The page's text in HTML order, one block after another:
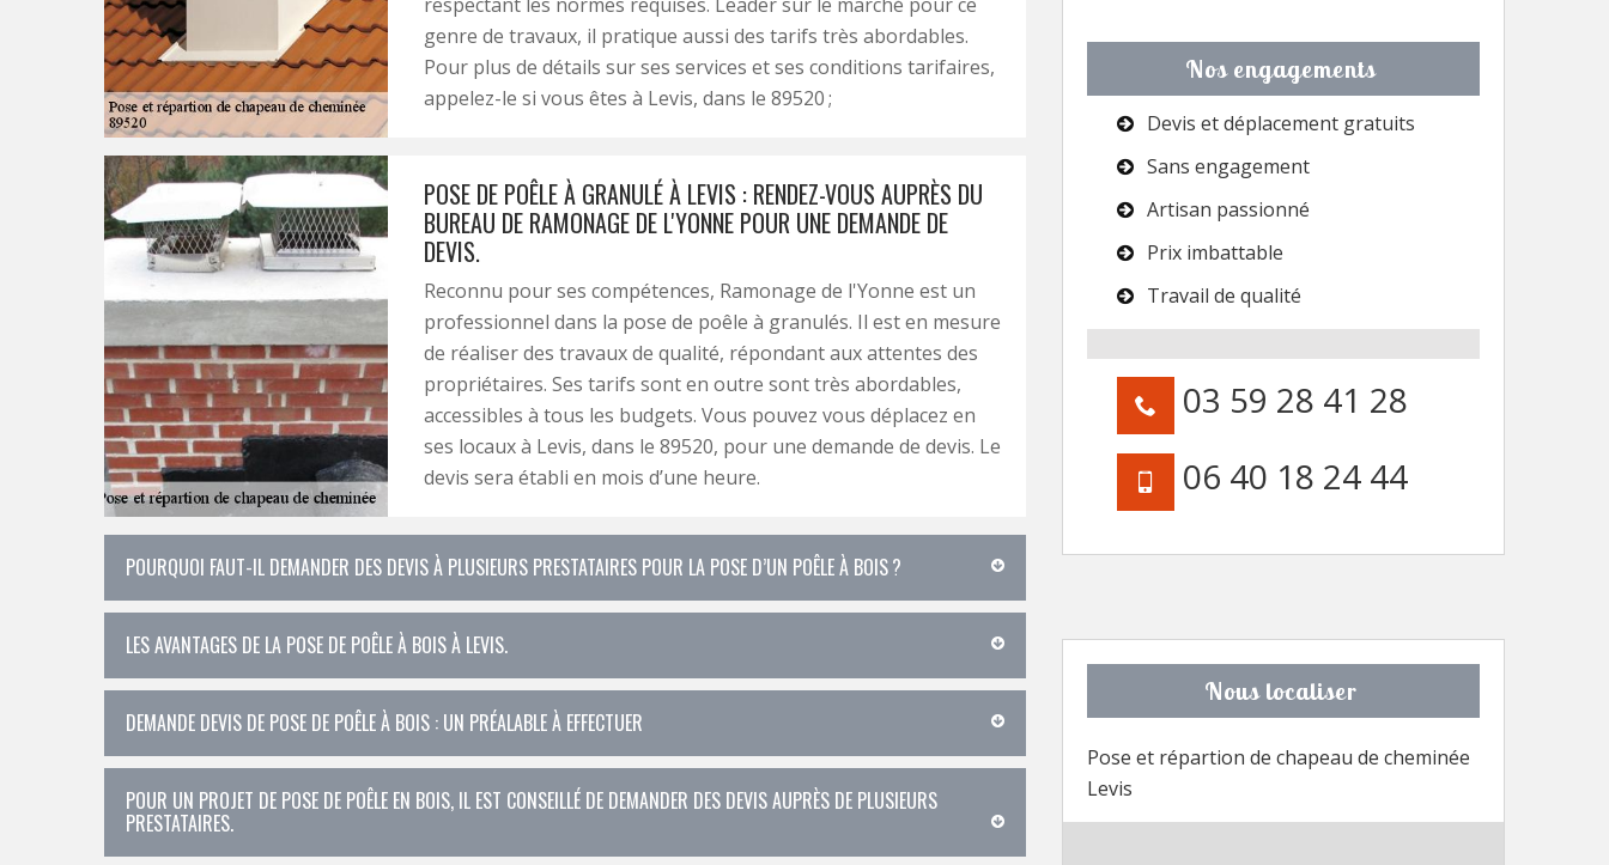
genre de travaux, il pratique aussi des tarifs très abordables.
Pour plus de détails sur ses services et ses conditions tarifaires,
appelez-le si vous êtes à Levis, dans le 89520 ;
POSE DE POÊLE À GRANULÉ À LEVIS : RENDEZ-VOUS AUPRÈS DU
BUREAU DE RAMONAGE DE L'YONNE POUR UNE DEMANDE DE
DEVIS.
Reconnu pour ses compétences, Ramonage de l'Yonne est un
professionnel dans la pose de poêle à granulés. Il est en mesure
de réaliser des travaux de qualité, répondant aux attentes des
propriétaires. Ses tarifs sont en outre sont très abordables,
accessibles à tous les budgets. Vous pouvez vous déplacez en
ses locaux à Levis, dans le 89520, pour une demande de devis. Le
devis sera établi en mois d’une heure.
POURQUOI FAUT-IL DEMANDER DES DEVIS À PLUSIEURS PRESTATAIRES POUR LA POSE D’UN POÊLE À BOIS ?
LES AVANTAGES DE LA POSE DE POÊLE À BOIS À LEVIS.
DEMANDE DEVIS DE POSE DE POÊLE À BOIS : UN PRÉALABLE À EFFECTUER
POUR UN PROJET DE POSE DE POÊLE EN BOIS, IL EST CONSEILLÉ DE DEMANDER DES DEVIS AUPRÈS DE PLUSIEURS
PRESTATAIRES.
Nos engagements
Devis et déplacement gratuits
Sans engagement
Artisan passionné
Prix imbattable
Travail de qualité
03 59 28 41 28
06 40 18 24 44
Nous localiser
Pose et répartion de chapeau de cheminée
Levis